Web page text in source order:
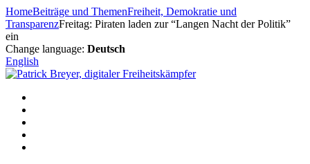
Zum
Inhalt
springen
HomeBeiträge und ThemenFreiheit, Demokratie und
TransparenzFreitag: Piraten laden zur “Langen Nacht der Politik”
ein
Change language: Deutsch
English